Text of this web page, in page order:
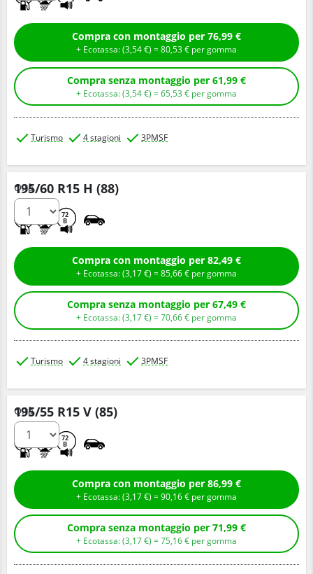
Compra con montaggio per 76,99 €
+ Ecotassa: (3,54€ ) =80,53€ per gomma
Compra senza montaggio per 61,99 €
+ Ecotassa: (3,54€ ) =65,53 € per gomma
Turismo 4 stagioni 3PMSF
195/60 R15 H (88)
72
B
Q.tà
Compra con montaggio per 82,49 €
+ Ecotassa: (3,17€ ) =85,66€ per gomma
Compra senza montaggio per 67,49 €
+ Ecotassa: (3,17€ ) =70,66€ per gomma
Turismo 4 stagioni 3PMSF
195/55 R15 V (85)
72
B
Q.tà
Compra con montaggio per 86,99 €
+ Ecotassa: (3,17€ ) =90,16€ per gomma
Compra senza montaggio per 71,99 €
+ Ecotassa: (3,17€ ) =75,16€ per gomma